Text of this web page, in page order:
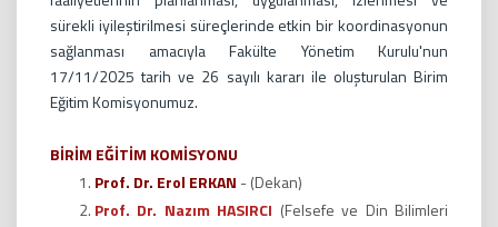
sürekli iyileştirilmesi süreçlerinde etkin bir koordinasyonun
sağlanması amacıyla Fakülte Yönetim Kurulu'nun
17/11/2025 tarih ve 26 sayılı kararı ile oluşturulan Birim
Eğitim Komisyonumuz.
BİRİM EĞİTİM KOMİSYONU
Prof. Dr. Erol ERKAN - (Dekan)
Prof. Dr. Nazım HASIRCI (Felsefe ve Din Bilimleri